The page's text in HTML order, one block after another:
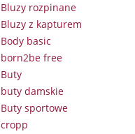
Bluzy rozpinane
Bluzy z kapturem
Body basic
born2be free
Buty
buty damskie
Buty sportowe
cropp